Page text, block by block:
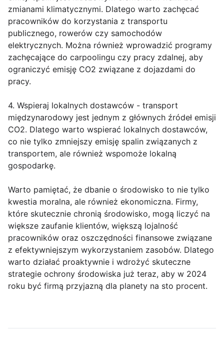
zmianami klimatycznymi. Dlatego warto zachęcać
pracowników do korzystania z transportu
publicznego, rowerów czy samochodów
elektrycznych. Można również wprowadzić programy
zachęcające do carpoolingu czy pracy zdalnej, aby
ograniczyć emisję CO2 związane z dojazdami do
pracy.
4. Wspieraj lokalnych dostawców - transport
międzynarodowy jest jednym z głównych źródeł emisji
CO2. Dlatego warto wspierać lokalnych dostawców,
co nie tylko zmniejszy emisję spalin związanych z
transportem, ale również wspomoże lokalną
gospodarkę.
Warto pamiętać, że dbanie o środowisko to nie tylko
kwestia moralna, ale również ekonomiczna. Firmy,
które skutecznie chronią środowisko, mogą liczyć na
większe zaufanie klientów, większą lojalność
pracowników oraz oszczędności finansowe związane
z efektywniejszym wykorzystaniem zasobów. Dlatego
warto działać proaktywnie i wdrożyć skuteczne
strategie ochrony środowiska już teraz, aby w 2024
roku być firmą przyjazną dla planety na sto procent.